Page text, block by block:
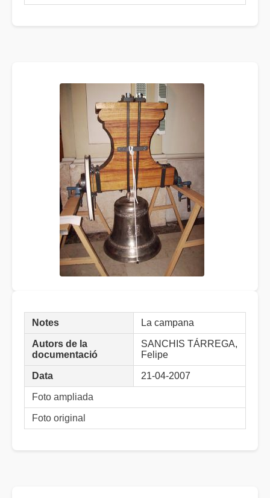
Notes La campana
Autors de la
documentació
SANCHIS TÁRREGA,
Felipe
Data 21-04-2007
Foto ampliada
Foto original